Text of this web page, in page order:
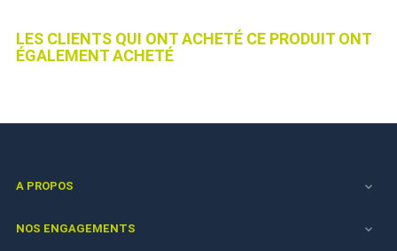
LES CLIENTS QUI ONT ACHETÉ CE PRODUIT ONT
ÉGALEMENT ACHETÉ
A PROPOS 
NOS ENGAGEMENTS 